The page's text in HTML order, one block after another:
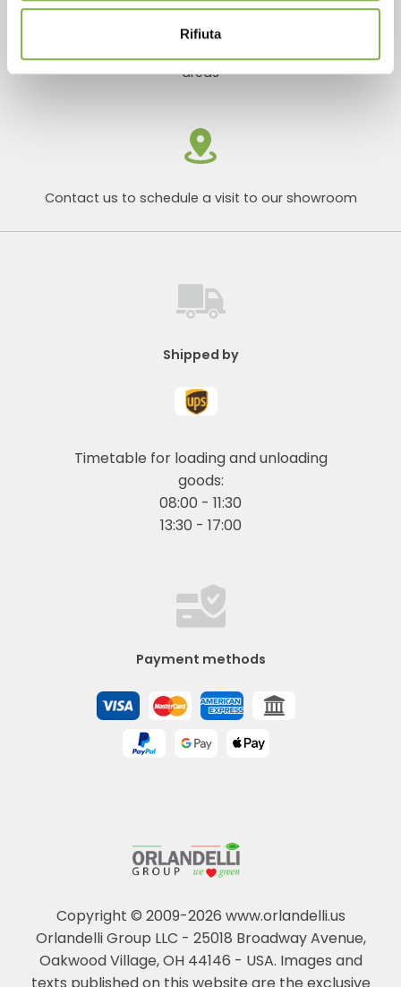
Rifiuta
areas
Contact us to schedule a visit to our showroom
Copyright © 2009-2026 www.orlandelli.us
Orlandelli Group LLC - 25018 Broadway Avenue,
Oakwood Village, OH 44146 - USA. Images and
Shipped by
Timetable for loading and unloading
goods:
08:00 - 11:30
13:30 - 17:00
Payment methods